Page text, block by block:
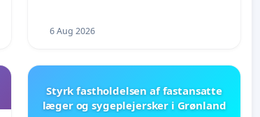
6 Aug 2026
Styrk fastholdelsen af fastansatte
læger og sygeplejersker i Grønland